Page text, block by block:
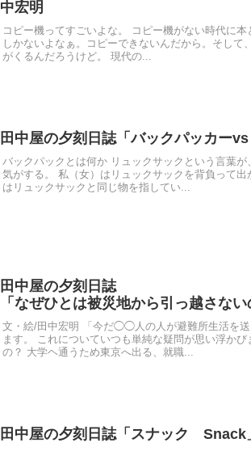
中宏明
コピー機ってすごいよな。 コピー機がない時代に
しかないよなぁ。コピーできないんだから。そし
がくるんだろうけど。 現代の...
田中屋の夕刻日誌「バックパッカーvs
バックパックとは何か リュックサックという言葉
気がする。 私（女）はリュックサックを背負って
はリュックサックと同じ物を指してい...
田中屋の夕刻日誌
「なぜひとは被災地から引っ越さな
文・絵/田中宏明 「今だ◯◯人の人が避難所生活を
ます。 これについていつも単純な疑問が思い浮か
の？ 大学ヘ通うため東京へ出る、就職...
田中屋の夕刻日誌「スナック Snack